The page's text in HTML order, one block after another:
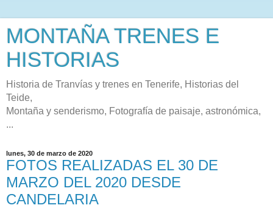
MONTAÑA TRENES E
HISTORIAS
Historia de Tranvías y trenes en Tenerife, Historias del
Teide,
Montaña y senderismo, Fotografía de paisaje, astronómica,
...
lunes, 30 de marzo de 2020
FOTOS REALIZADAS EL 30 DE
MARZO DEL 2020 DESDE
CANDELARIA